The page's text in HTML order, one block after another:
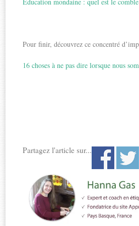
Pour finir, découvrez ce concentré
16 choses à ne pas dire lorsque nous
Partagez l'article sur...